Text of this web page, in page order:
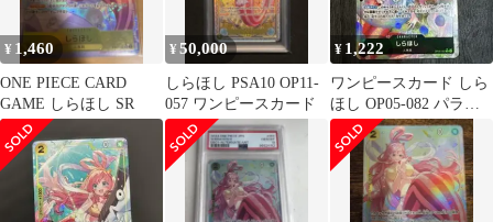
¥ 1,460
ONE PIECE CARD
GAME しらほし SR
¥50,000
しらほし PSA10 OP11-
057 ワンピースカード
¥ 1,222
ワンピースカード しら
ほし OP05-082 パラレ
ル